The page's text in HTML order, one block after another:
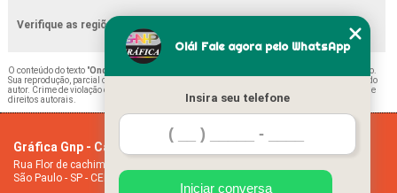
Verifique as regiões que atendemos
O conteúdo do texto "Onde Comprar Calendário Folha Sapopemba
" é de direito reservado.
Sua reprodução, parcial ou total, mesmo citando nossos links, é proibida sem a autorização do
autor. Crime de violação de direito autoral – artigo 184 do Código Penal –
Lei 9610/98 - Lei de
direitos autorais
Gráfica Gnp - Cartão de visita
Rua Flor de cachimbo, 274 - Jardim Santana
São Paulo - SP - CEP: 08050-040
Missão
Olá! Fale agora pelo WhatsApp
Insira seu telefone
Iniciar conversa